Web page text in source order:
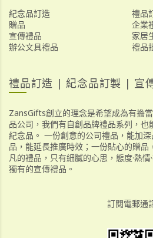
紀念品訂造
禮品
贈品
企業
宣傳禮品
家居
辦公文具禮品
禮品
禮品訂造 | 紀念品訂製 | 宣
ZansGifts創立的理念是希望成為有擔
品公司，我們有自創品牌禮品系列，也
紀念品。 一份創意的公司禮品，能加
品，能延長推廣時效；一份貼心的贈
凡的禮品，只有細膩的心思，態度·熱
獨有的宣傳禮品。
訂閱電郵通